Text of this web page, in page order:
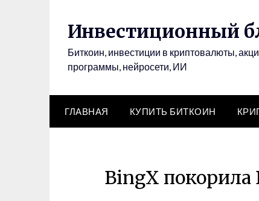
Инвестиционный
Биткоин, инвестиции в криптовалюты,
программы, нейросети, ИИ
ГЛАВНАЯ КУПИТЬ БИТКОИН
BingX покорила